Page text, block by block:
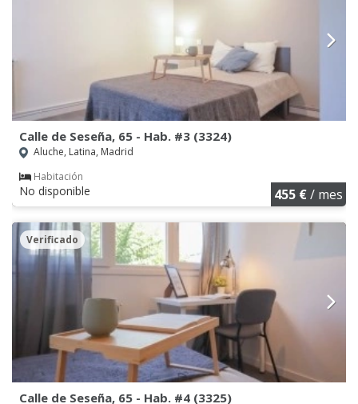
Calle de Seseña, 65 - Hab. #3 (3324)
Aluche, Latina, Madrid
Habitación
No disponible 455 €/ mes
Verificado
Calle de Seseña, 65 - Hab. #4 (3325)